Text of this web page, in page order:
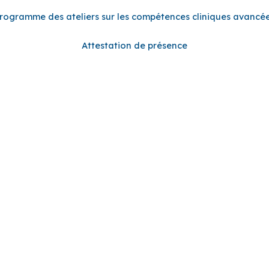
des ateliers sur les compétences cliniques
Attestation de présence